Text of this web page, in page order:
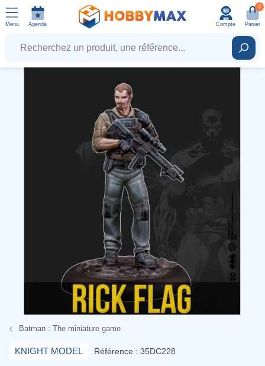
Menu Agenda Compte
0
Panier
Recherchez un produit, une référence...
Batman : The miniature game
KNIGHT MODEL Référence : 35DC228